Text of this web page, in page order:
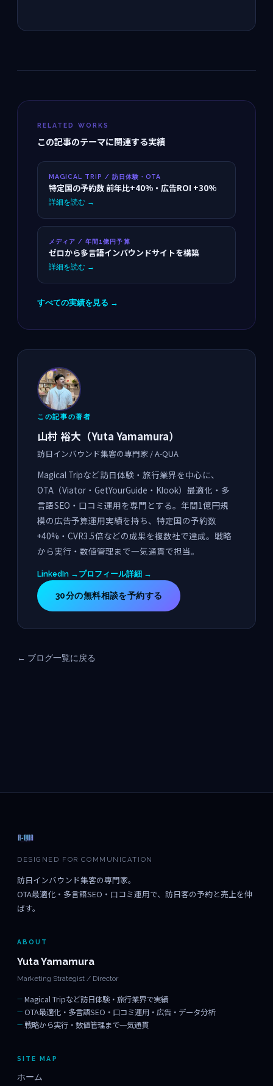
RELATED WORKS
この記事のテーマに関連する実績
MAGICAL TRIP / 訪日体験・OTA
特定国の予約数 前年比+40%・広告ROI +30%
詳細を読む →
メディア / 年間1億円予算
ゼロから多言語インバウンドサイトを構築
詳細を読む →
すべての実績を見る →
この記事の著者
山村 裕大（Yuta Yamamura）
訪日インバウンド集客の専門家 / A-QUA
Magical Tripなど訪日体験・旅行業界を中心に、
OTA（Viator・GetYourGuide・Klook）最適化・多
言語SEO・口コミ運用を専門とする。年間1億円規
模の広告予算運用実績を持ち、特定国の予約数
+40%・CVR3.5倍などの成果を複数社で達成。戦略
から実行・数値管理まで一気通貫で担当。
LinkedIn → プロフィール詳細 →
30分の無料相談を予約する
← ブログ一覧に戻る
DESIGNED FOR COMMUNICATION
訪日インバウンド集客の専門家。
OTA最適化・多言語SEO・口コミ運用で、訪日客の予約と売上を伸
ばす。
ABOUT
Yuta Yamamura
Marketing Strategist / Director
Magical Tripなど訪日体験・旅行業界で実績
OTA最適化・多言語SEO・口コミ運用・広告・データ分析
戦略から実行・数値管理まで一気通貫
SITE MAP
ホーム